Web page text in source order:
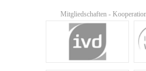
Mitgliedschaften -